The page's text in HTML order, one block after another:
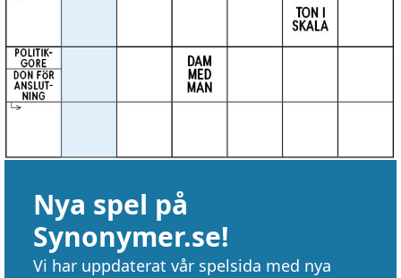
Nya spel på
Synonymer.se!
Vi har uppdaterat vår spelsida med nya